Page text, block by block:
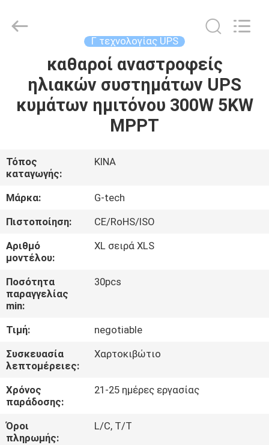
ΠΡΟΪΌΝΤΑ
ΜΕ
ΕΜΆΣ
ΕΠΙΣΚΕΨΉ
ΕΡΓΟΣΤΑΣΊΟΥ
ΈΛΕΓΧΟΣ
ΠΟΙΌΤΗΤΑΣ
ΕΠΙΚΟΙΝΩΝΉΣΤΕ
ΜΑΖΊ
ΕΙΔΉΣΕΙΣ
POWER
GROUP.
Γ τεχνολογίας UPS
καθαροί αναστροφείς
ηλιακών συστημάτων UPS
κυμάτων ημιτόνου 300W 5KW
MPPT
Τόπος
καταγωγής:
ΚΙΝΑ
Μάρκα:
G-tech
Πιστοποίηση:
CE/RoHS/ISO
Αριθμό
μοντέλου:
XL σειρά XLS
Ποσότητα
παραγγελίας
min:
30pcs
Τιμή:
negotiable
Συσκευασία
λεπτομέρειες:
Χαρτοκιβώτιο
Χρόνος
παράδοσης:
21-25 ημέρες εργασίας
Όροι
πληρωμής:
L/C, T/T